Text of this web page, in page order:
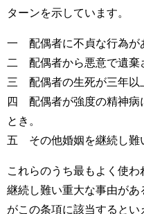
ターンを示しています。
一 配偶者に不貞な行為が
二 配偶者から悪意で遺棄
三 配偶者の生死が三年以
四 配偶者が強度の精神病
とき。
五 その他婚姻を継続し難
これらのうち最もよく使
継続し難い重大な事由が
がこの条項に該当すると